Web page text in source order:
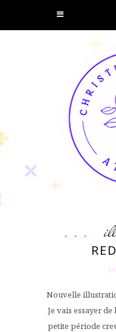
Nouvelle
Je vais essayer
petite période